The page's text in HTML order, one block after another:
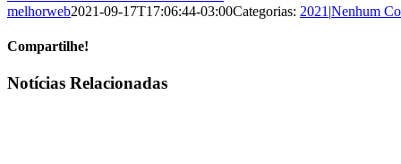
melhorweb2021-09-17T17:06:44-03:00Categorias: 2021 |Nenhum
Compartilhe!
Facebook
X
WhatsApp
E-
Notícias Relacionadas